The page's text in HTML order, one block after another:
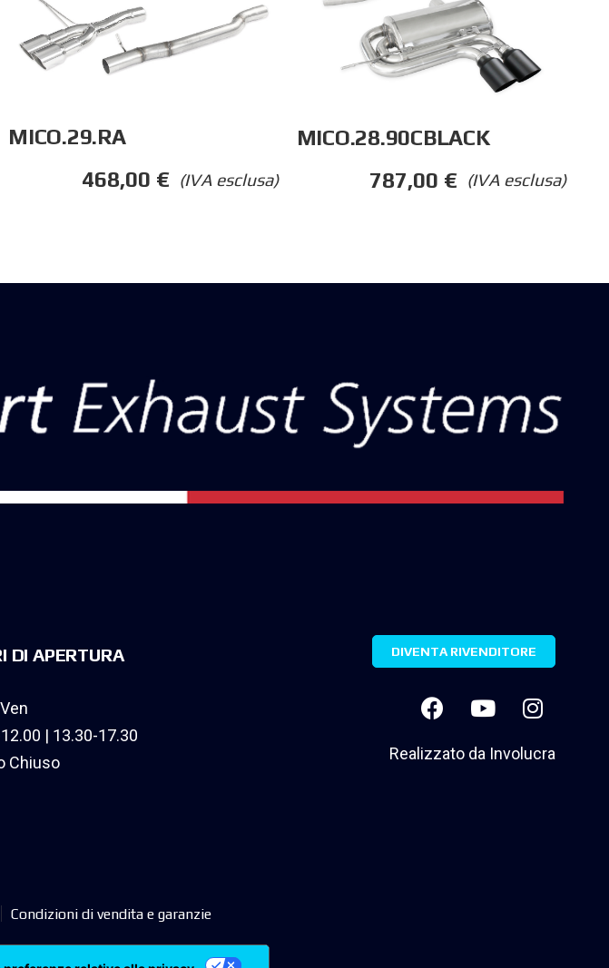
MICO.29.RA
(IVA esclusa)
468,00 €
MICO.28.90CBLACK
(IVA esclusa)
787,00 €
DI APERTURA
| 13.30-17.30
Chiuso
DIVENTA RIVENDITORE
Realizzato da Involucra
Condizioni di vendita e garanzie